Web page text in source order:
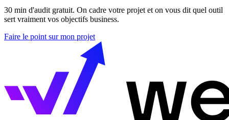
30 min d'audit gratuit. On cadre votre projet et on vous dit quel outil
sert vraiment vos objectifs business.
Faire le point sur mon projet